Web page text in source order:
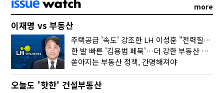
more
이재명 vs 부동산
주택공급 '속도' 강조한 LH 이성훈 "전력질주해야"
한 발 빠른 '김용범 페북'…더 강한 부동산 규제 나오나
쏟아지는 부동산 정책, 간명해져야
오늘도 '핫한' 건설부동산